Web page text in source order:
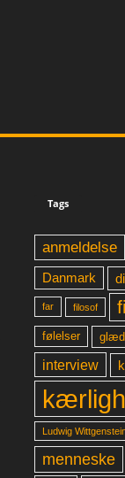
Tags
anmeldelse
Danmark
far filosof
følelser
interview
Ludwig
menneske